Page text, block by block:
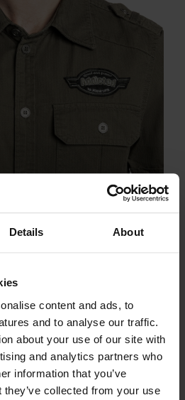
Details About
content and ads, to
and to analyse our traffic.
about your use of our site with
and analytics partners who
information that you’ve
collected from your use
НАШИВКИ
рукаві знаходяться